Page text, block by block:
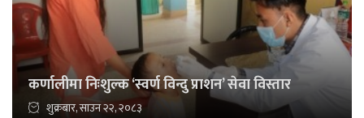
कर्णालीमा निःशुल्क ‘स्वर्ण विन्दु प्राशन’ सेवा विस्तार
शुक्रबार, साउन २२, २०८३